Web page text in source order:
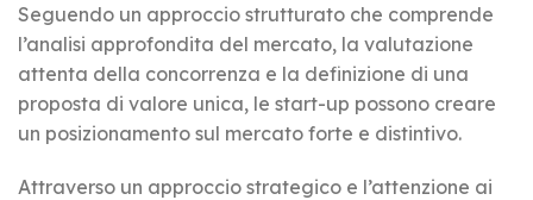
Seguendo un approccio strutturato che comprende
l’analisi approfondita del mercato, la valutazione
attenta della concorrenza e la definizione di una
proposta di valore unica, le start-up possono creare
un posizionamento sul mercato forte e distintivo.
Attraverso un approccio strategico e l’attenzione ai